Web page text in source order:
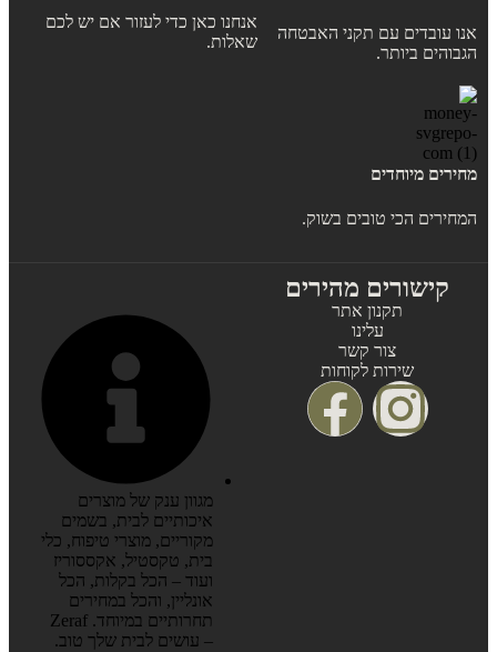
אנו עובדים עם תקני האבטחה
הגבוהים ביותר.
אנחנו כאן כדי לעזור אם יש לכם
שאלות.
מחירים מיוחדים
המחירים הכי טובים בשוק.
קישורים מהירים
תקנון אתר
עלינו
צור קשר
שירות לקוחות
מגוון ענק של מוצרים
איכותיים לבית, בשמים
מקוריים, מוצרי טיפוח, כלי
בית, טקסטיל, אקססוריז
ועוד – הכל בקלות, הכל
אונליין, והכל במחירים
תחרותיים במיוחד. Zeraf
– עושים לבית שלך טוב.